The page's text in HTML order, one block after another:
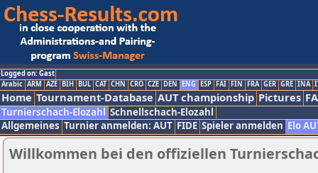
Logged on: Gast
Arabic ARM AZE BIH BUL CAT CHN CRO CZE DEN ENG ESP FAI FIN FRA GER GRE INA
Home Tournament-Database AUT championship Pictures
Turnierschach-Elozahl Schnellschach-Elozahl
Allgemeines Turnier anmelden: AUT FIDE Spieler anmelden Elo
Willkommen bei den offiziellen